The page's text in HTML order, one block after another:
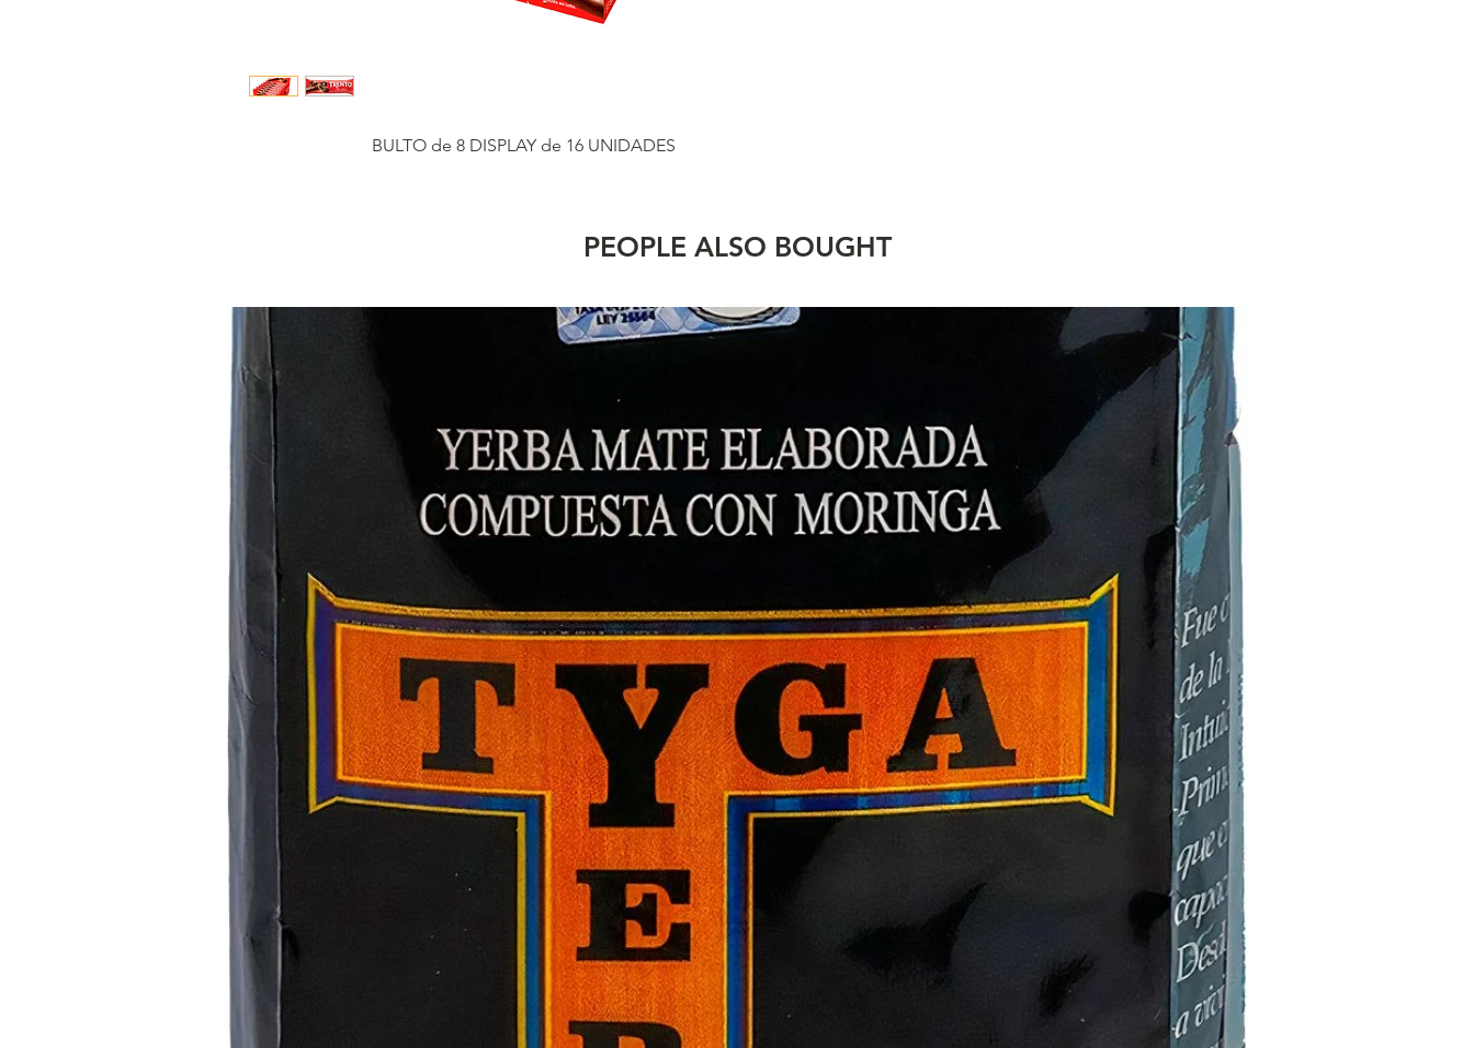
BULTO de 8 DISPLAY de 16 UNIDADES
PEOPLE ALSO BOUGHT